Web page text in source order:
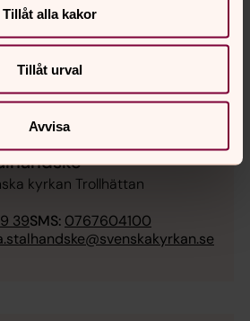
Tillåt alla kakor
Tillåt urval
Avvisa
kyrkan Trollhättan
39SMS: 0767604100